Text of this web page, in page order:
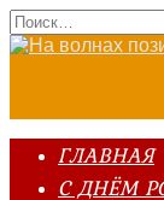
Перейти
к
Search
for:
ГЛАВНАЯ
С ДНЁМ